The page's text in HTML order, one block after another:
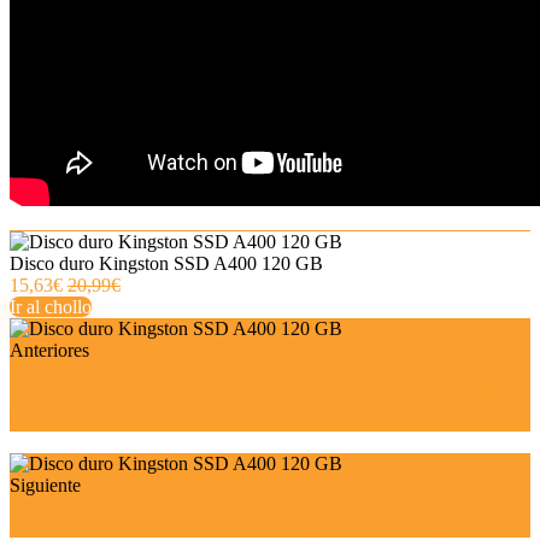
Disco duro Kingston SSD A400 120 GB
15,63€ 20,99€
Ir al chollo
Anteriores
Siguiente